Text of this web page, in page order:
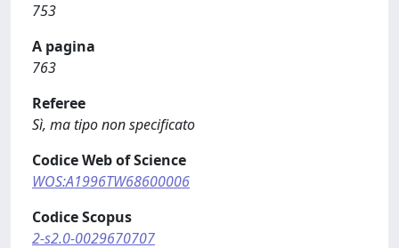
753
A pagina
763
Referee
Sì, ma tipo non specificato
Codice Web of Science
WOS:A1996TW68600006
Codice Scopus
2-s2.0-0029670707